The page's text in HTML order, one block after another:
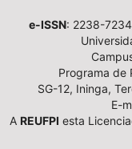
e-ISSN: 2238-7234
Programa de
SG-12, Ininga,
E-
A REUFPI esta